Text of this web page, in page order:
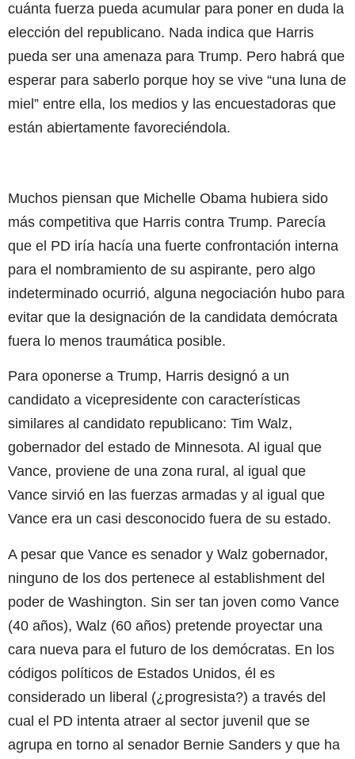
cuánta fuerza pueda acumular para poner en duda la
elección del republicano. Nada indica que Harris
pueda ser una amenaza para Trump. Pero habrá que
esperar para saberlo porque hoy se vive “una luna de
miel” entre ella, los medios y las encuestadoras que
están abiertamente favoreciéndola.
Muchos piensan que Michelle Obama hubiera sido
más competitiva que Harris contra Trump. Parecía
que el PD iría hacía una fuerte confrontación interna
para el nombramiento de su aspirante, pero algo
indeterminado ocurrió, alguna negociación hubo para
evitar que la designación de la candidata demócrata
fuera lo menos traumática posible.
Para oponerse a Trump, Harris designó a un
candidato a vicepresidente con características
similares al candidato republicano: Tim Walz,
gobernador del estado de Minnesota. Al igual que
Vance, proviene de una zona rural, al igual que
Vance sirvió en las fuerzas armadas y al igual que
Vance era un casi desconocido fuera de su estado.
A pesar que Vance es senador y Walz gobernador,
ninguno de los dos pertenece al establishment del
poder de Washington. Sin ser tan joven como Vance
(40 años), Walz (60 años) pretende proyectar una
cara nueva para el futuro de los demócratas. En los
códigos políticos de Estados Unidos, él es
considerado un liberal (¿progresista?) a través del
cual el PD intenta atraer al sector juvenil que se
agrupa en torno al senador Bernie Sanders y que ha